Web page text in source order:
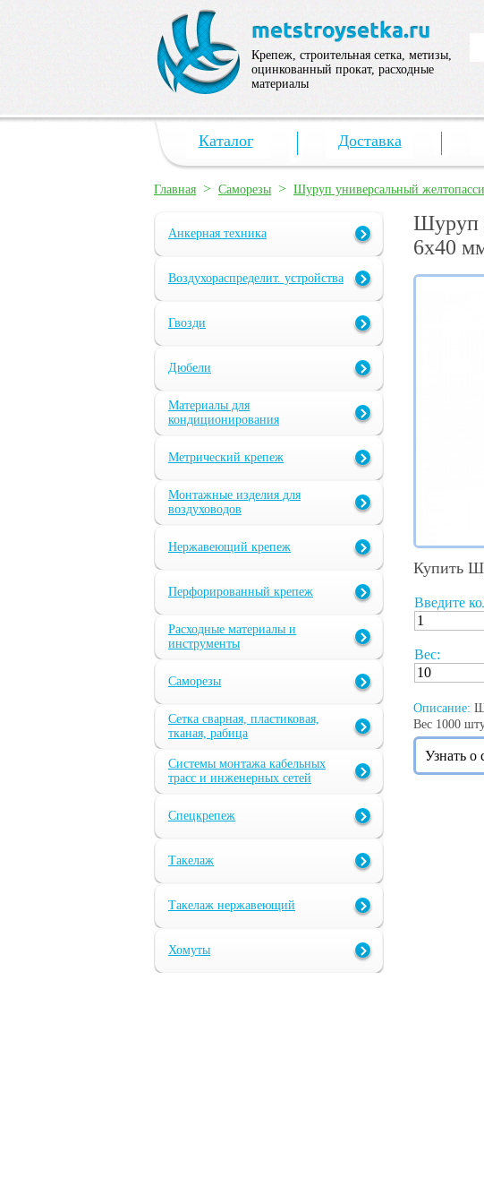
Крепеж, строительная сетка, метизы,
оцинкованный прокат, расходные
материалы
Каталог Доставка
Главная > Саморезы > Шуруп универсальный
Анкерная техника
Воздухораспределит. устройства
Гвозди
Дюбели
Материалы для
кондиционирования
Метрический крепеж
Монтажные изделия для
воздуховодов
Нержавеющий крепеж
Перфорированный крепеж
Расходные материалы и
инструменты
Саморезы
Сетка сварная, пластиковая,
тканая, рабица
Системы монтажа кабельных
трасс и инженерных сетей
Спецкрепеж
Такелаж
Такелаж нержавеющий
Хомуты
Шуруп
6х40
Купить
Введите
Вес:
Описание:
Вес 1000
Узнать